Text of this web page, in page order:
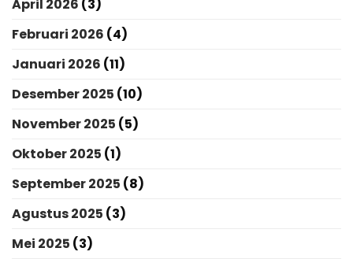
April 2026 (3)
Februari 2026 (4)
Januari 2026 (11)
Desember 2025 (10)
November 2025 (5)
Oktober 2025 (1)
September 2025 (8)
Agustus 2025 (3)
Mei 2025 (3)